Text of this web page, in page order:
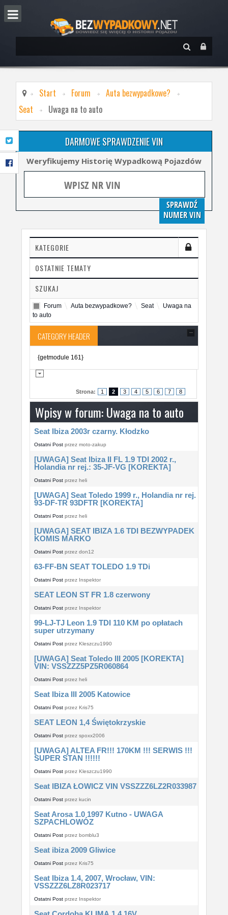
Start Forum
Auta bezwypadkowe?
Seat
Uwaga na to auto
DARMOWE SPRAWDZENIE VIN
Weryfikujemy Historię Wypadkową Pojazdów
SPRAWDŹ
NUMER VIN
KATEGORIE
OSTATNIE TEMATY
SZUKAJ
Forum Auta bezwypadkowe? Seat
Uwaga na
to auto
CATEGORY HEADER
{getmodule 161}
Strona: 1 2 3 4 5 6 7 8
Wpisy w forum: Uwaga na to auto
Seat Ibiza 2003r czarny. Kłodzko
Ostatni Postprzez moto-zakup
[UWAGA] Seat Ibiza II FL 1.9 TDI 2002 r.,
Holandia nr rej.: 35-JF-VG [KOREKTA]
Ostatni Postprzez heli
[UWAGA] Seat Toledo 1999 r., Holandia nr rej.
93-DF-TR 93DFTR [KOREKTA]
Ostatni Postprzez heli
[UWAGA] SEAT IBIZA 1.6 TDI BEZWYPADEK
KOMIS MARKO
Ostatni Postprzez don12
63-FF-BN SEAT TOLEDO 1.9 TDi
Ostatni Postprzez Inspektor
SEAT LEON ST FR 1.8 czerwony
Ostatni Postprzez Inspektor
99-LJ-TJ Leon 1.9 TDI 110 KM po opłatach
super utrzymany
Ostatni Postprzez Kleszczu1990
[UWAGA] Seat Toledo III 2005 [KOREKTA]
VIN: VSSZZZ5PZ5R060864
Ostatni Postprzez heli
Seat Ibiza III 2005 Katowice
Ostatni Postprzez Kris75
SEAT LEON 1,4 Świętokrzyskie
Ostatni Postprzez spoxx2006
[UWAGA] ALTEA FR!!! 170KM !!! SERWIS !!!
SUPER STAN !!!!!!
Ostatni Postprzez Kleszczu1990
Seat IBIZA ŁOWICZ VIN VSSZZZ6LZ2R033987
Ostatni Postprzez kucin
Seat Arosa 1.0 1997 Kutno - UWAGA
SZPACHLOWÓZ
Ostatni Postprzez bomblu3
Seat ibiza 2009 Gliwice
Ostatni Postprzez Kris75
Seat Ibiza 1.4, 2007, Wrocław, VIN:
VSSZZZ6LZ8R023717
Ostatni Postprzez Inspektor